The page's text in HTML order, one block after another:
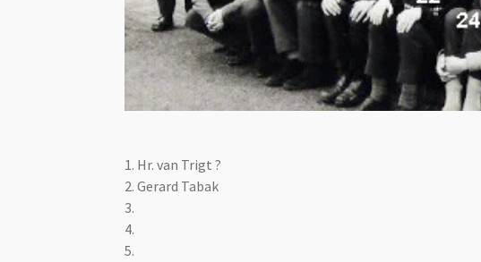
1. Hr. van Trigt ?
2. Gerard Tabak
3.
4.
5.